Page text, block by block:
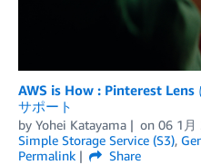
AWS is How : Pinterest Lens
サポート
by Yohei Katayama on 06 1月
Simple Storage Service (S3),
Permalink
Share